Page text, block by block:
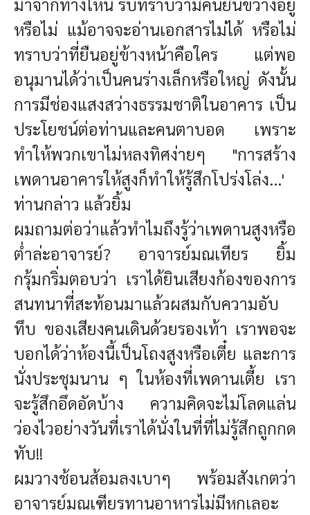
หรือไม่ แม้อาจจะอ่านเอกสารไม่ได้ หรือไม่
ทราบว่าที่ยืนอยู่ข้างหน้าคือใคร แต่พอ
อนุมานได้ว่าเป็นคนร่างเล็กหรือใหญ่ ดังนั้น
การมีช่องแสงสว่างธรรมชาติในอาคาร เป็น
ประโยชน์ต่อท่านและคนตาบอด เพราะ
ทำให้พวกเขาไม่หลงทิศง่ายๆ "การสร้าง
เพดานอาคารให้สูงก็ทำให้รู้สึกโปร่งโล่ง...'
ท่านกล่าว แล้วยิ้ม
ผมถามต่อว่าแล้วทำไมถึงรู้ว่าเพดานสูงหรือ
ต่ำล่ะอาจารย์? อาจารย์มณเทียร ยิ้ม
กรุ้มกริ่มตอบว่า เราได้ยินเสียงก้องของการ
สนทนาที่สะท้อนมาแล้วผสมกับความอับ
ทึบ ของเสียงคนเดินด้วยรองเท้า เราพอจะ
บอกได้ว่าห้องนี้เป็นโถงสูงหรือเตี๋ย และการ
นั่งประชุมนาน ๆ ในห้องที่เพดานเตี้ย เรา
จะรู้สึกอึดอัดบ้าง ความคิดจะไม่โลดแล่น
ว่องไวอย่างวันที่เราได้นั่งในที่ที่ไม่รู้สึกถูกกด
ทับ!!
ผมวางช้อนส้อมลงเบาๆ พร้อมสังเกตว่า
อาจารย์มณเฑียรทานอาหารไม่มีหกเลอะ